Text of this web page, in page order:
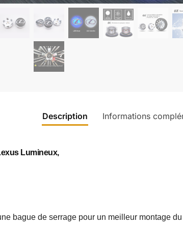
Description Informations
Lumineux,
bague de serrage pour un meilleur montage